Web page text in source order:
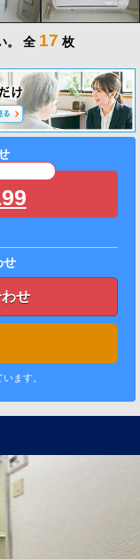
。 全 17 枚
せ
せ
ます。